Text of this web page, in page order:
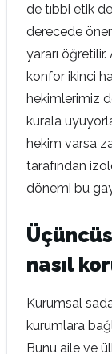
de tıbbi etik
derecede
yararı
konfor ikinci
hekimlerimiz
kurala
hekim varsa
tarafından
dönemi bu
nasıl
Kurumsal
kurumlara
Bunu aile ve